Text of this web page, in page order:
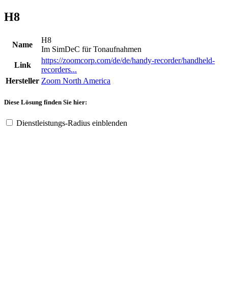
H8
Name
H8
Im SimDeC für Tonaufnahmen
Link
https://zoomcorp.com/de/de/handy-recorder/handheld-
recorders...
Hersteller Zoom North America
Diese Lösung finden Sie hier:
Dienstleistungs-Radius einblenden